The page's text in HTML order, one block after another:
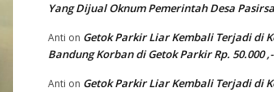
Yang Dijual Oknum Pemerintah Desa
Anti on Getok Parkir Liar Kembali Terjadi di
Bandung Korban di Getok Parkir Rp. 50.000 ,-
Anti on Getok Parkir Liar Kembali Terjadi di